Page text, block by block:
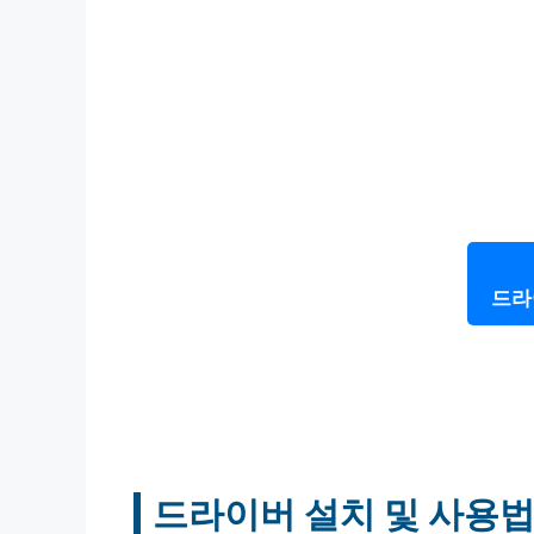
드
드라이버 설치 및 사용법